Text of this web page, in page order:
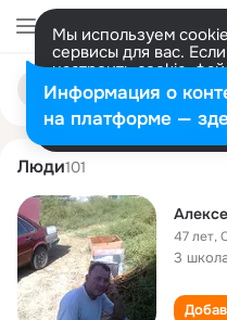
Мы используем
сервисы для вас.
настроить cookie-
представитель.
Разрешить все
Поиск
людям
aleksey vandyshev
Люди101
47 лет,
3
Информация о
на платформе —